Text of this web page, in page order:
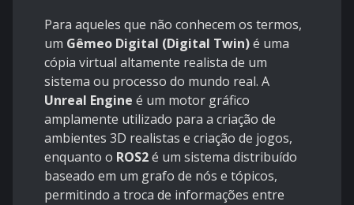
Para aqueles que não conhecem os termos,
um Gêmeo Digital (Digital Twin)é uma
cópia virtual altamente realista de um
sistema ou processo do mundo real. A
Unreal Engine é um motor gráfico
amplamente utilizado para a criação de
ambientes 3D realistas e criação de jogos,
enquanto o ROS2é um sistema distribuído
baseado em um grafo de nós e tópicos,
permitindo a troca de informações entre